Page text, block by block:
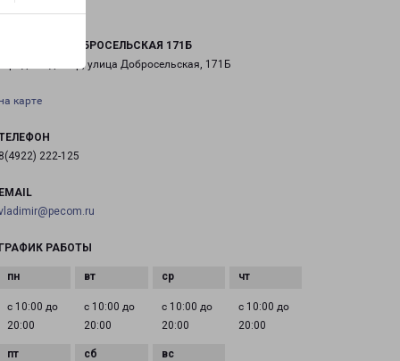
ДОБРОСЕЛЬСКАЯ 171Б
Владимир, улица Добросельская, 171Б
карте
222-125
РАБОТЫ
с 10:00 до
20:00
с 10:00 до
20:00
с 10:00 до
20:00
с 10:00 до
20:00